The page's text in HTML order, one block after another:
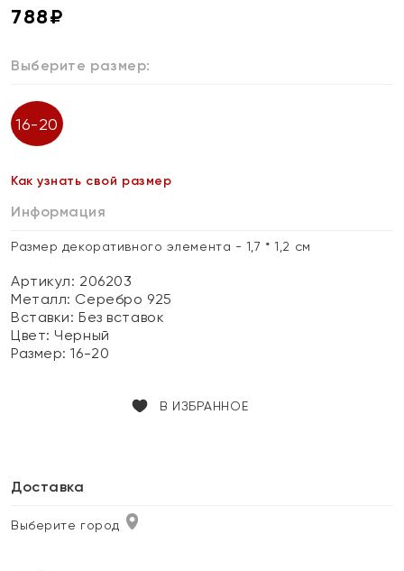
788₽
Выберите размер:
16-20
Как узнать свой размер
Информация
Размер декоративного элемента - 1,7 * 1,2 см
Артикул: 206203
Металл: Серебро 925
Вставки:Без вставок
Цвет:Черный
Размер:16-20
В ИЗБРАННОЕ
Доставка
Выберите город